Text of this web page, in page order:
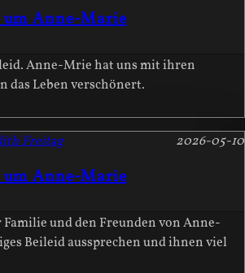
Anne-Marie
Anne-Mrie hat uns mit ihren
das Leben verschönert.
Anne-Marie
2026-05-10
Freitag
und den Freunden von Anne-
Beileid aussprechen und ihnen viel